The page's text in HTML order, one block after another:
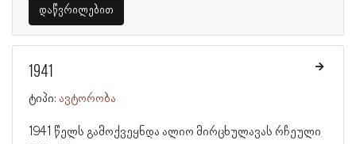
დაწვრილებით
1941
ტიპი: ავტორობა
1941 წელს გამოქვეყნდა ალიო მირცხულავას რჩეული